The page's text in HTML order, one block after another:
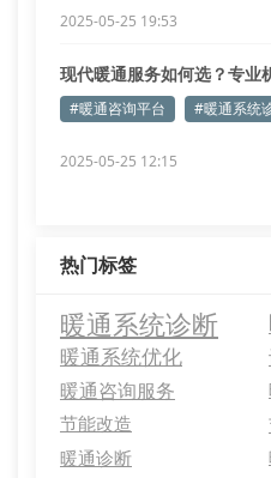
2025-05-25 19:53
现代暖通服务如何选？专业
#暖通咨询平台 #暖通系统
2025-05-25 12:15
热门标签
暖通系统诊断
暖通系统优化
暖通咨询服务
节能改造
暖通诊断